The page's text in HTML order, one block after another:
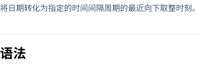
将日期转化为指定的时间间隔周期的最近向下取整时刻。
语法